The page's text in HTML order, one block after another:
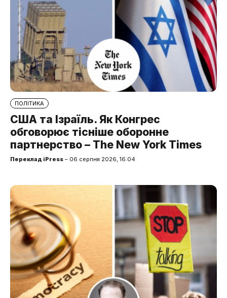
ПОЛІТИКА
США та Ізраїль. Як Конгрес
обговорює тісніше оборонне
партнерство – The New York Times
Переклад iPress – 06 серпня 2026, 16:04